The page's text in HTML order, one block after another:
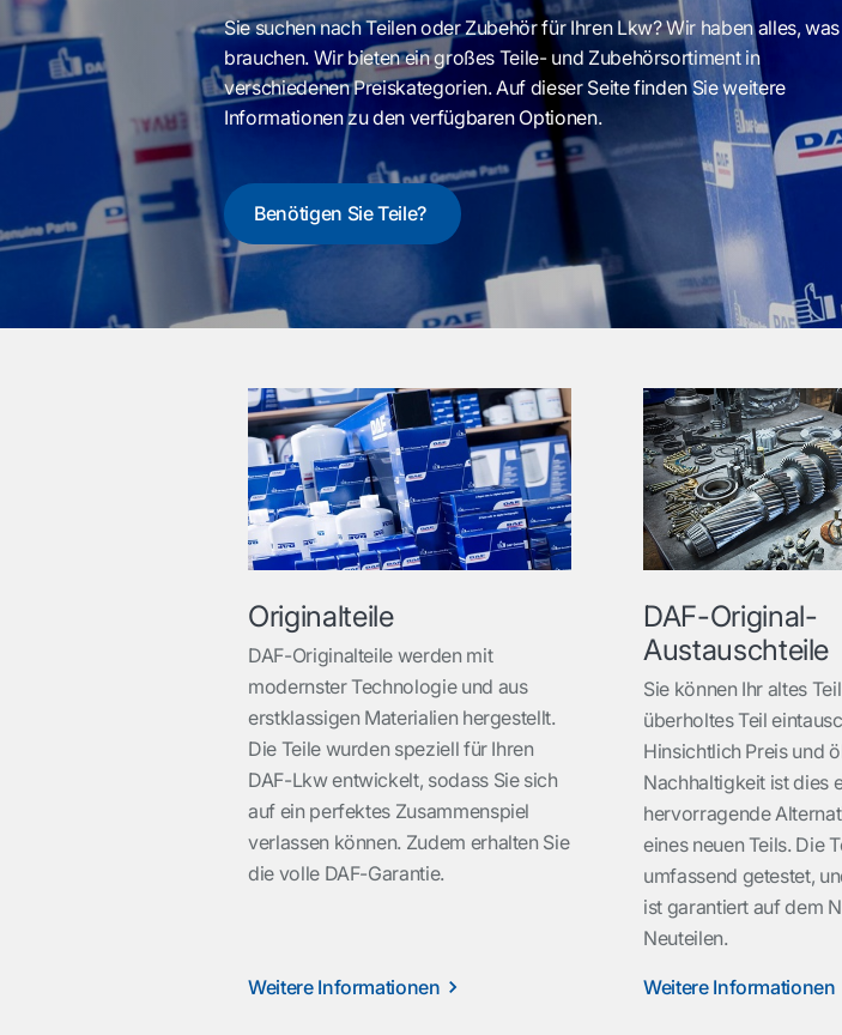
Sie suchen nach Teilen oder Zubehör für Ihren Lkw? Wir haben alles,
brauchen. Wir bieten ein großes Teile- und Zubehörsortiment in
verschiedenen Preiskategorien. Auf dieser Seite finden Sie weitere
Informationen zu den verfügbaren Optionen.
Benötigen Sie Teile?
Originalteile
DAF-Originalteile werden mit
modernster Technologie und aus
erstklassigen Materialien hergestellt.
Die Teile wurden speziell für Ihren
DAF-Lkw entwickelt, sodass Sie sich
auf ein perfektes Zusammenspiel
verlassen können. Zudem erhalten Sie
die volle DAF-Garantie.
Weitere Informationen
DAF-Original-
Austauschteile
Sie können Ihr altes
überholtes Teil
Hinsichtlich Preis und
Nachhaltigkeit ist dies
hervorragende
eines neuen Teils. Die
umfassend getestet,
ist garantiert auf dem
Neuteilen.
Weitere Informationen